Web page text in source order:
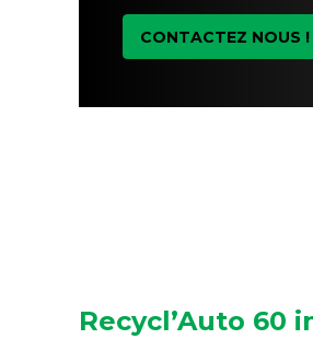
CONTACTEZ NOUS !
Recycl’Auto 60